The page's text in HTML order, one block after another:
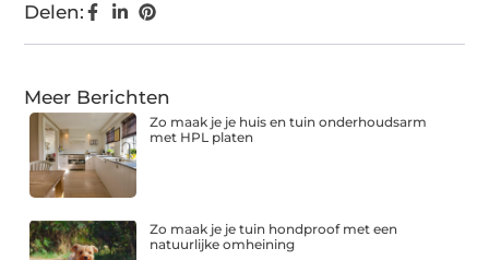
Delen:
Meer Berichten
Zo maak je je huis en tuin onderhoudsarm
met HPL platen
Zo maak je je tuin hondproof met een
natuurlijke omheining